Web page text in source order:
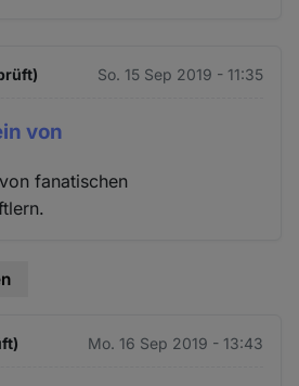
So. 15 Sep 2019 - 11:35
von
fanatischen
Mo. 16 Sep 2019 - 13:43